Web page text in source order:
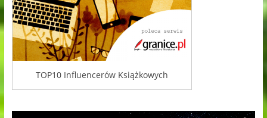
TOP10 Influencerów Książkowych